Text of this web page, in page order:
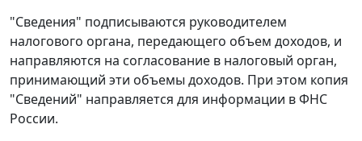
"Сведения" подписываются руководителем
налогового органа, передающего объем доходов, и
направляются на согласование в налоговый орган,
принимающий эти объемы доходов. При этом копия
"Сведений" направляется для информации в ФНС
России.